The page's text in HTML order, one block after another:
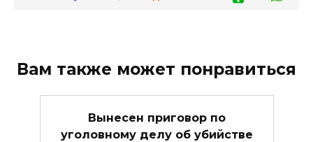
Вам также может понравиться
Вынесен приговор по
уголовному делу об убийстве